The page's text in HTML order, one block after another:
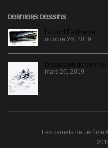
DERNIERS DESSINS
Le pont Faidherbe
octobre 26, 2019
Discussion de bord de
mars 26, 2019
Les carnets de Jérôme